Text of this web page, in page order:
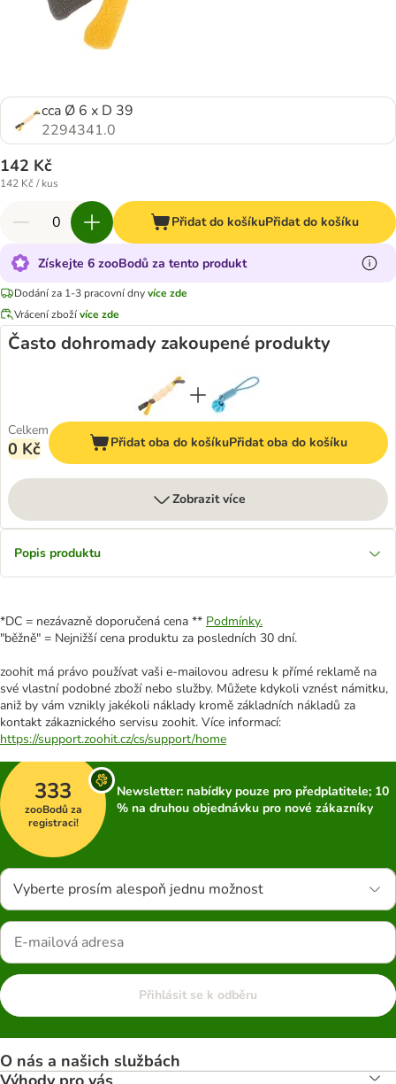
cca Ø 6 x D 39
2294341.0
142 Kč
142 Kč / kus
Přidat do košíkuPřidat do košíku
Získejte 6 zooBodů za tento produkt
Dodání za 1-3 pracovní dnyvíce zde
Vrácení zbožívíce zde
Často dohromady zakoupené produkty
Celkem
0 Kč Přidat oba do košíkuPřidat oba do košíku
Zobrazit více
Popis produktu
*DC = nezávazně doporučená cena ** Podmínky.
"běžně" = Nejnižší cena produktu za posledních 30 dní.
zoohit má právo používat vaši e-mailovou adresu k přímé reklamě na
své vlastní podobné zboží nebo služby. Můžete kdykoli vznést námitku,
aniž by vám vznikly jakékoli náklady kromě základních nákladů za
kontakt zákaznického servisu zoohit. Více informací:
https://support.zoohit.cz/cs/support/home
333
zooBodů za
registraci!
Newsletter: nabídky pouze pro předplatitele; 10
% na druhou objednávku pro nové zákazníky
Vyberte prosím alespoň jednu možnost
Přihlásit se k odběru
O nás a našich službách